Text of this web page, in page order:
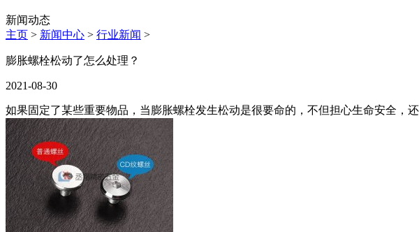
新闻动态
主页 > 新闻中心 > 行业新闻 >
膨胀螺栓松动了怎么处理？
2021-08-30
如果固定了某些重要物品，当膨胀螺栓发生松动是很要命的，不但担心生命安全，